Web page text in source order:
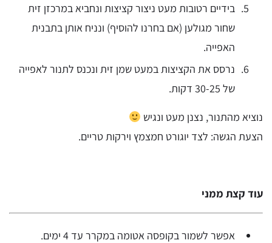
בידיים רטובות מעט ניצור קציצות ונחביא במרכזן זית
שחור מגולען (אם בחרנו להוסיף) ונניח אותן בתבנית
האפייה.
נרסס את הקציצות במעט שמן זית ונכנס לתנור לאפייה
של 30-25 דקות.
נוציא מהתנור, נצנן מעט ונגיש
הצעת הגשה: לצד יוגורט חמצמץ וירקות טריים.
עוד קצת ממני
אפשר לשמור בקופסה אטומה במקרר עד 4 ימים.